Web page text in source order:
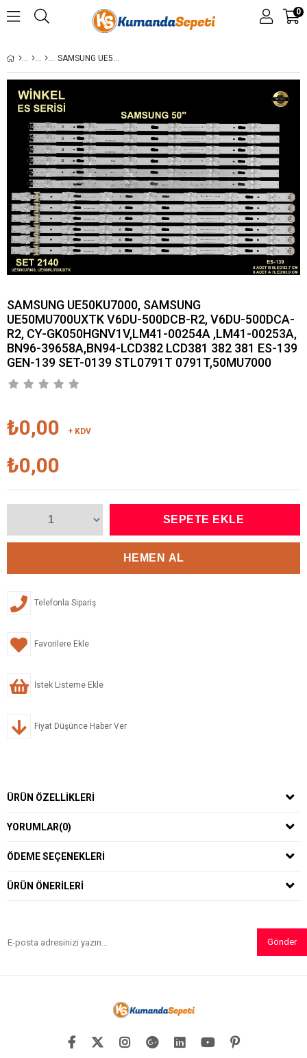
0
SAMSUNG UE50KU7000, SAMSUNG UE50MU700UXTK V6DU-500DCB-R2, V6DU-500DCA-R2, CY-GK050HGNV1V,LM41-00254A ,LM41-00253A, BN96-39658A,BN94-LCD382 LCD381 382 381 ES-139 GEN-139 SET-0139 STL0791T 0791T,50MU7000
SAMSUNG UE50KU7000, SAMSUNG
UE50MU700UXTK V6DU-500DCB-R2, V6DU-500DCA-
R2, CY-GK050HGNV1V,LM41-00254A ,LM41-00253A,
BN96-39658A,BN94-LCD382 LCD381 382 381 ES-139
GEN-139 SET-0139 STL0791T 0791T,50MU7000
₺0,00 + KDV
₺0,00
Telefonla Sipariş
Favorilere Ekle
İstek Listeme Ekle
Fiyat Düşünce Haber Ver
ÜRÜN ÖZELLIKLERI
YORUMLAR(0)
ÖDEME SEÇENEKLERI
ÜRÜN ÖNERILERI
Gönder